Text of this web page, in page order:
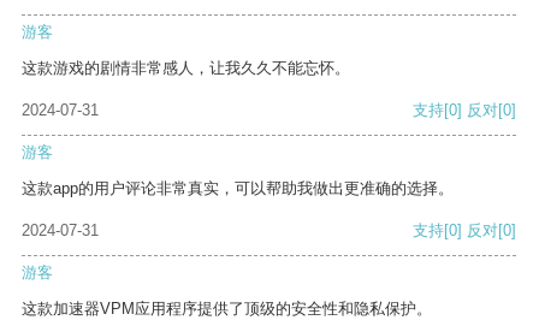
游客
这款游戏的剧情非常感人，让我久久不能忘怀。
2024-07-31 支持[0] 反对[0]
游客
这款app的用户评论非常真实，可以帮助我做出更准确的选择。
2024-07-31 支持[0] 反对[0]
游客
这款加速器VPM应用程序提供了顶级的安全性和隐私保护。